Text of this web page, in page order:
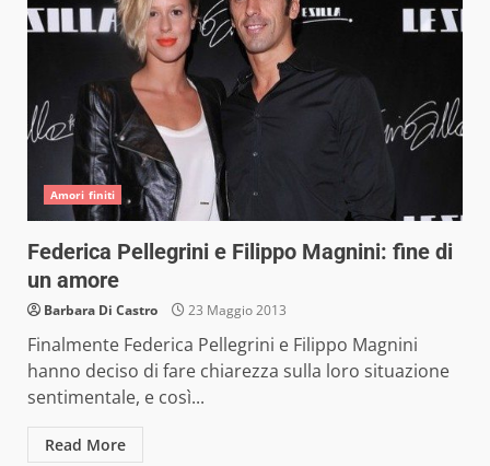
Amori finiti
Federica Pellegrini e Filippo Magnini: fine di
un amore
Barbara Di Castro 23 Maggio 2013
Finalmente Federica Pellegrini e Filippo Magnini
hanno deciso di fare chiarezza sulla loro situazione
sentimentale, e così...
Read More